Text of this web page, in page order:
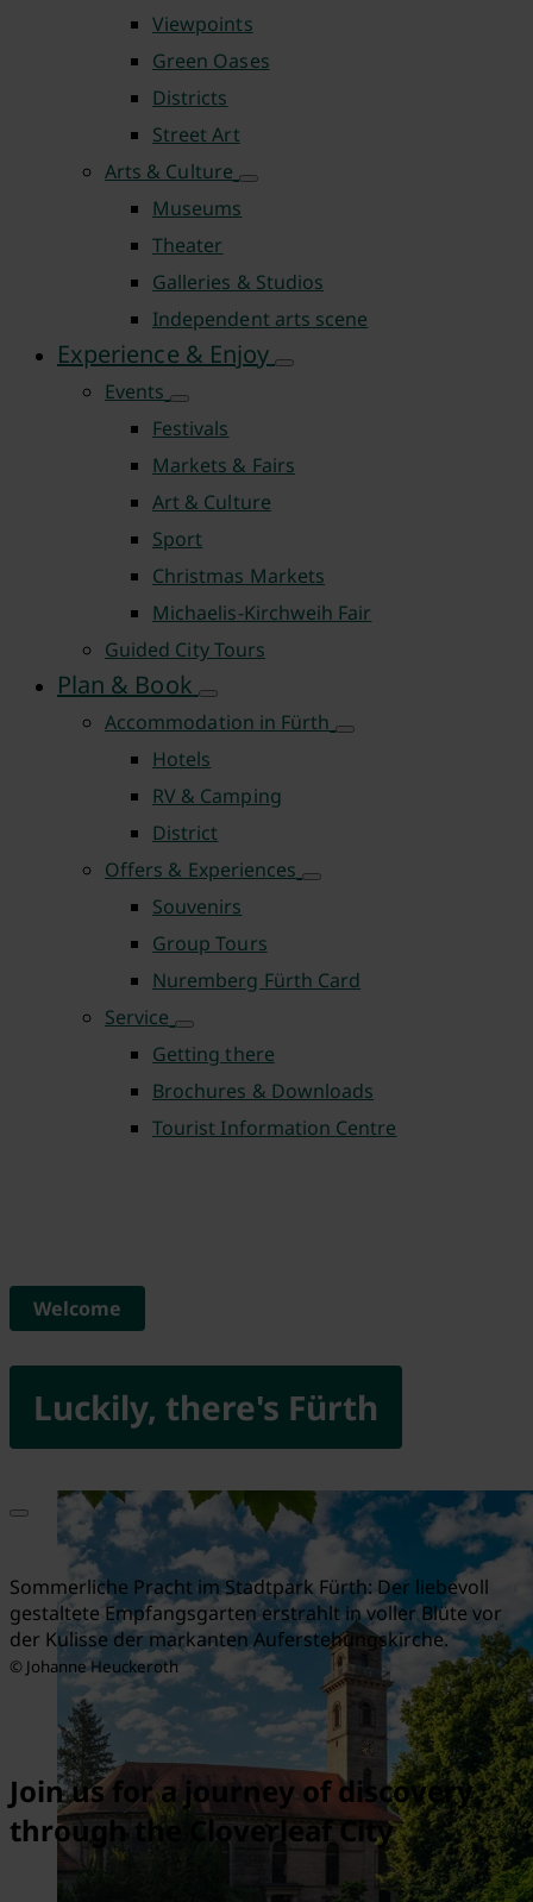
Viewpoints
Green Oases
Districts
Street Art
Arts & Culture
Museums
Theater
Galleries & Studios
Independent arts scene
Experience & Enjoy
Events
Festivals
Markets & Fairs
Art & Culture
Sport
Christmas Markets
Michaelis-Kirchweih Fair
Guided City Tours
Plan & Book
Accommodation in Fürth
Hotels
RV & Camping
District
Offers & Experiences
Souvenirs
Group Tours
Nuremberg Fürth Card
Service
Getting there
Brochures & Downloads
Tourist Information Centre
Luckily, there's Fürth
Welcome
Sommerliche Pracht im Stadtpark Fürth: Der liebevoll
gestaltete Empfangsgarten erstrahlt in voller Blüte vor
der Kulisse der markanten Auferstehungskirche.
© Johanne Heuckeroth
Join us for a journey of discovery
through the Cloverleaf City